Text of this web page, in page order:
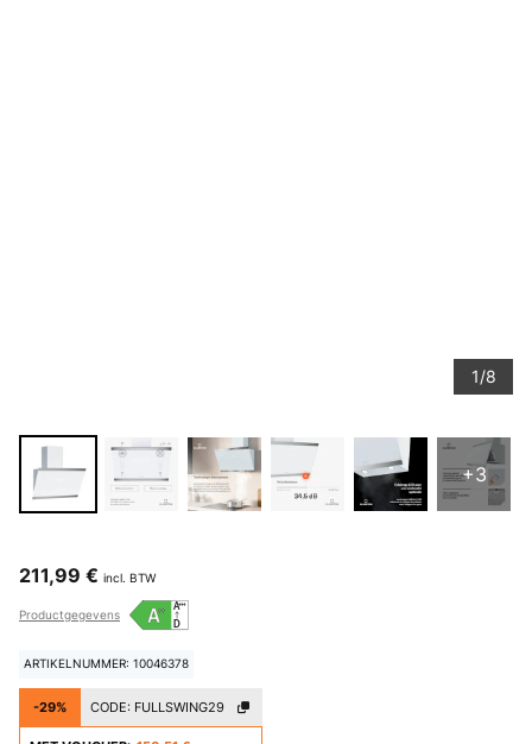
1/8
+3
211,99 € incl. BTW
Productgegevens
ARTIKELNUMMER: 10046378
-29% CODE: FULLSWING29